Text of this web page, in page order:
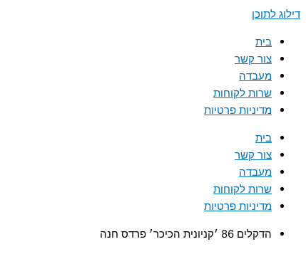
דילוג לתוכן
בית
צור קשר
מעבדה
שרות לקוחות
מדיניות פרטיות
בית
צור קשר
מעבדה
שרות לקוחות
מדיניות פרטיות
הדקלים 86 ׳קניונית הכיכר׳ פרדס חנה